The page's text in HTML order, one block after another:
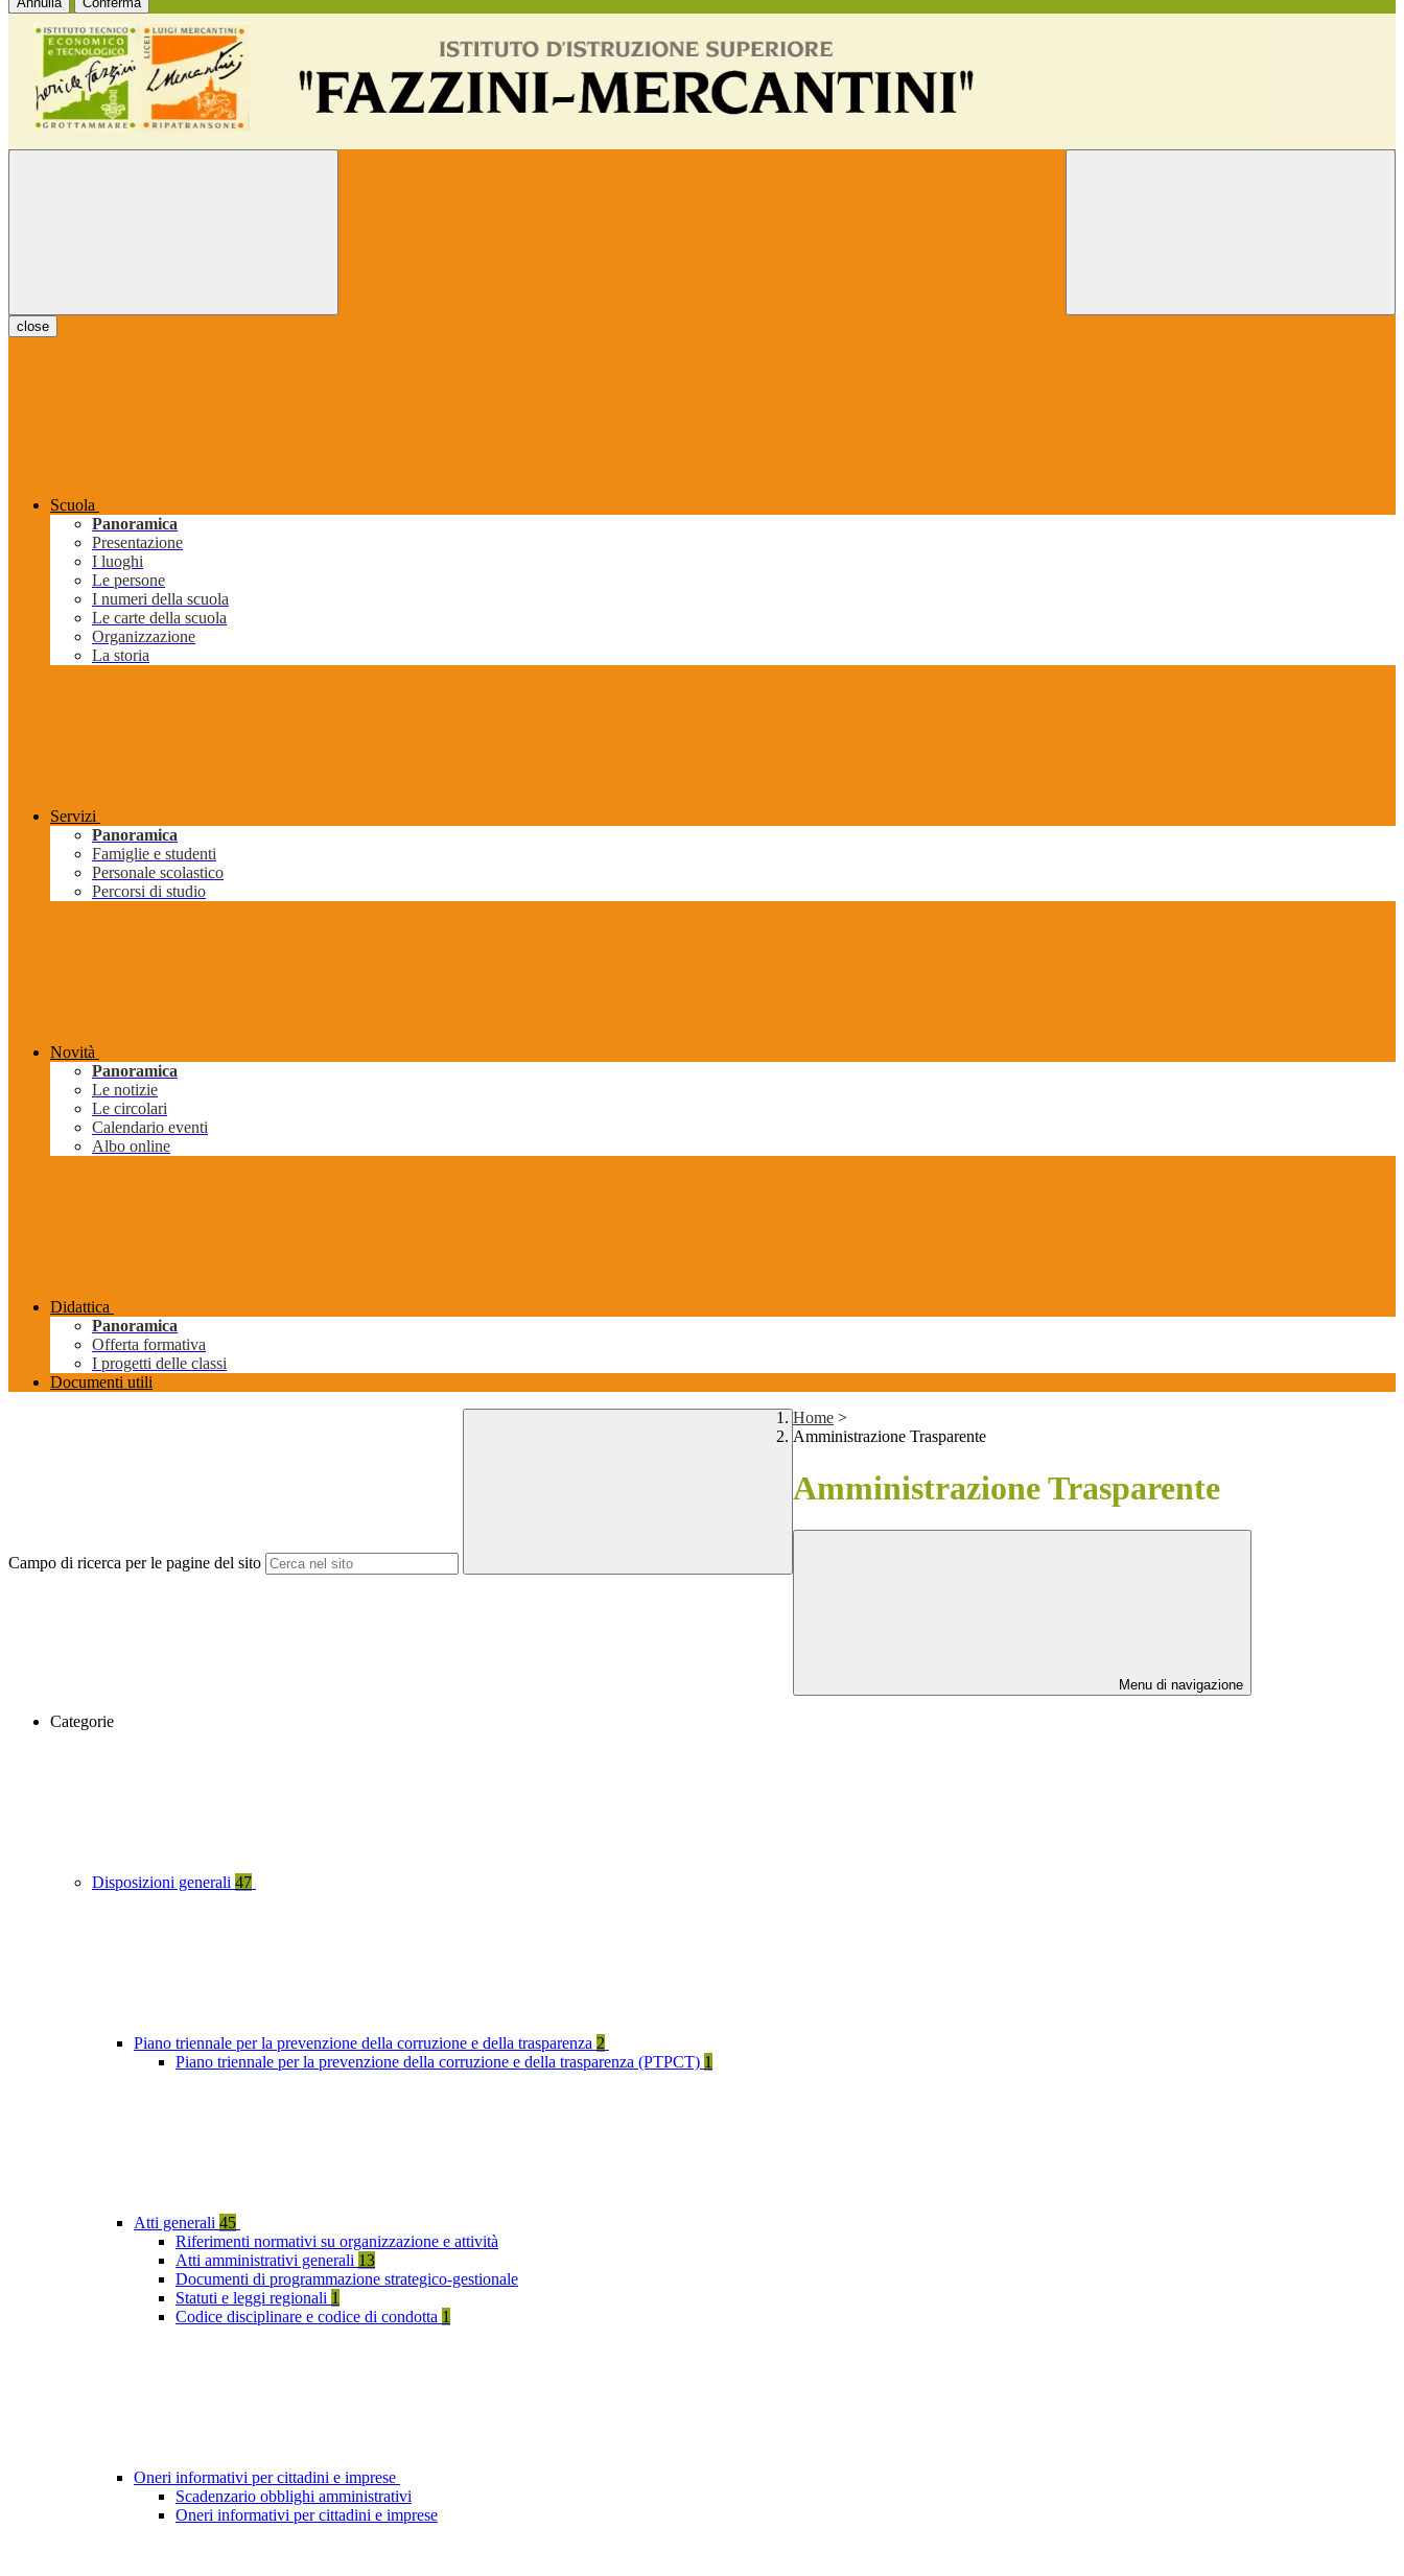
close
Scuola
Panoramica
Presentazione
I luoghi
Le persone
I numeri della scuola
Le carte della scuola
Organizzazione
La storia
Servizi
Panoramica
Famiglie e studenti
Personale scolastico
Percorsi di studio
Novità
Panoramica
Le notizie
Le circolari
Calendario eventi
Albo online
Didattica
Panoramica
Offerta formativa
I progetti delle classi
Documenti utili
Campo di ricerca per le pagine del sito
Home >
Amministrazione Trasparente
Amministrazione Trasparente
Menu di navigazione
Categorie
Disposizioni generali 47
Piano triennale per la prevenzione della corruzione e della trasparenza 2
Piano triennale per la prevenzione della corruzione e della trasparenza (PTPCT) 1
Atti generali 45
Riferimenti normativi su organizzazione e attività
Atti amministrativi generali 13
Documenti di programmazione strategico-gestionale
Statuti e leggi regionali 1
Codice disciplinare e codice di condotta 1
Oneri informativi per cittadini e imprese
Scadenzario obblighi amministrativi
Oneri informativi per cittadini e imprese